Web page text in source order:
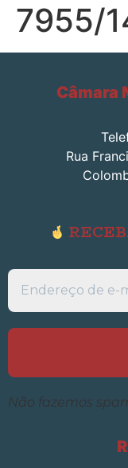
7955/
Câmara
Rua
Endereço
de
e-
*
Não fazemos